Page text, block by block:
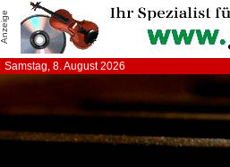
Anzeige
Samstag, 8. August 2026